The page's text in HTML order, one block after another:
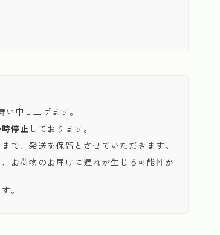
申し上げます。
停止 しております。
で、発送を保留とさせていただきます。
お荷物のお届けに遅れが生じる可能性が
。